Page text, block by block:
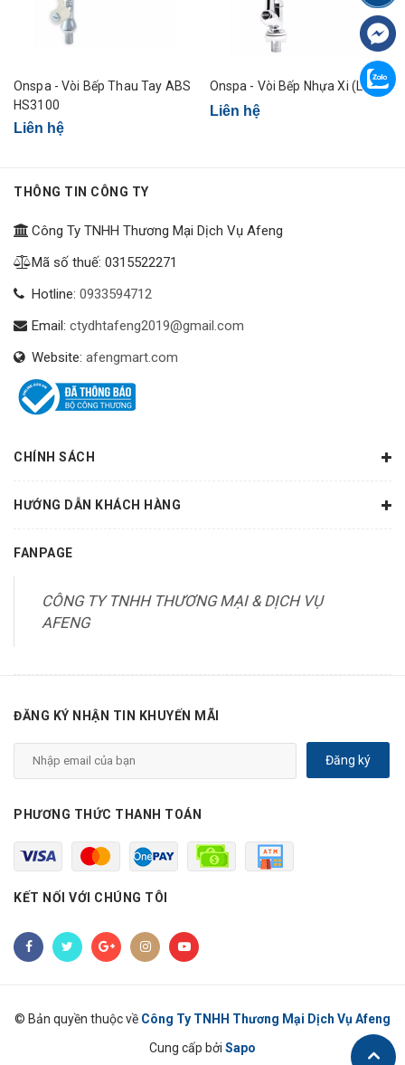
Onspa - Vòi Bếp Thau Tay ABS
HS3100
Liên hệ
Onspa - Vòi Bếp Nhựa Xi (Lớn)
Liên hệ
THÔNG TIN CÔNG TY
Công Ty TNHH Thương Mại Dịch Vụ Afeng
Mã số thuế: 0315522271
Hotline: 0933594712
Email: ctydhtafeng2019@gmail.com
Website: afengmart.com
CHÍNH SÁCH
HƯỚNG DẪN KHÁCH HÀNG
FANPAGE
CÔNG TY TNHH THƯƠNG MẠI & DỊCH VỤ
AFENG
ĐĂNG KÝ NHẬN TIN KHUYẾN MÃI
Đăng ký
PHƯƠNG THỨC THANH TOÁN
KẾT NỐI VỚI CHÚNG TÔI
© Bản quyền thuộc về Công Ty TNHH Thương Mại Dịch Vụ Afeng
Cung cấp bởi Sapo